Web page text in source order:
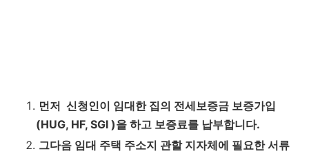
먼저 신청인이 임대한 집의 전세보증금 보증가입
(HUG, HF, SGI )을 하고 보증료를 납부합니다.
그다음 임대 주택 주소지 관할 지자체에 필요한 서류